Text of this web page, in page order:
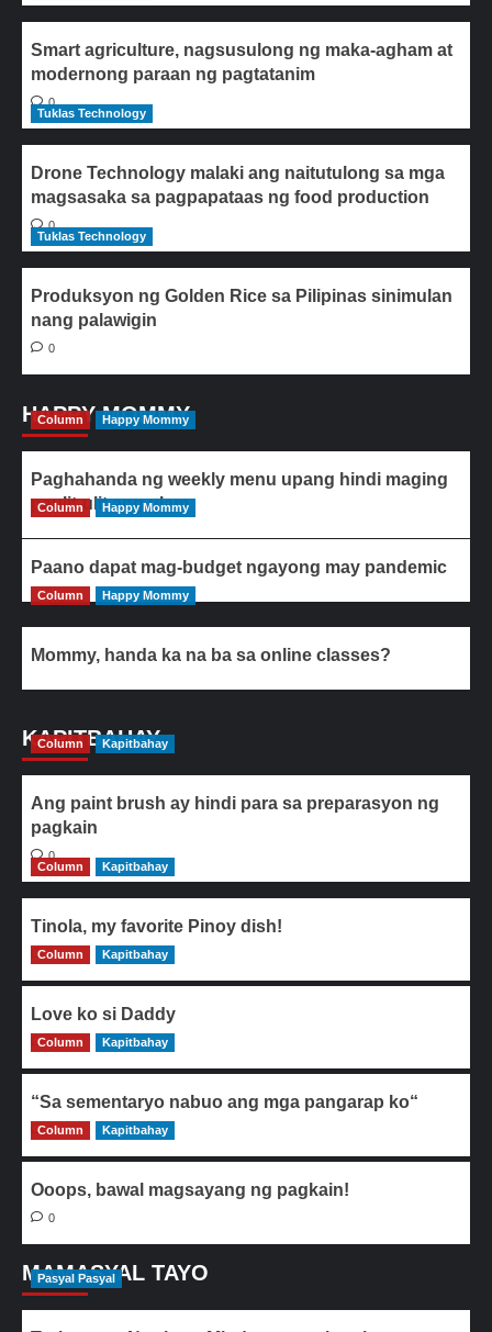
Smart agriculture, nagsusulong ng maka-agham at
modernong paraan ng pagtatanim
0
Tuklas Technology
Drone Technology malaki ang naitutulong sa mga
magsasaka sa pagpapataas ng food production
0
Tuklas Technology
Produksyon ng Golden Rice sa Pilipinas sinimulan
nang palawigin
0
HAPPY MOMMY
Column Happy Mommy
Paghahanda ng weekly menu upang hindi maging
paulit-ulit ang ulam
Column Happy Mommy
Paano dapat mag-budget ngayong may pandemic
Column Happy Mommy
Mommy, handa ka na ba sa online classes?
KAPITBAHAY
Column Kapitbahay
Ang paint brush ay hindi para sa preparasyon ng
pagkain
0
Column
Kapitbahay
Tinola, my favorite Pinoy dish!
0
Column Kapitbahay
Love ko si Daddy
0
Column Kapitbahay
“Sa sementaryo nabuo ang mga pangarap ko“
0
Column Kapitbahay
Ooops, bawal magsayang ng pagkain!
0
MAMASYAL TAYO
Pasyal Pasyal